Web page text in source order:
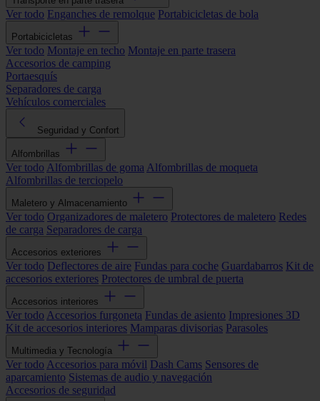
Ver todo Enganches de remolque Portabicicletas de bola
Portabicicletas
Ver todo Montaje en techo Montaje en parte trasera
Accesorios de camping
Portaesquís
Separadores de carga
Vehículos comerciales
Seguridad y Confort
Alfombrillas
Ver todo Alfombrillas de goma Alfombrillas de moqueta
Alfombrillas de terciopelo
Maletero y Almacenamiento
Ver todo Organizadores de maletero Protectores de maletero Redes
de carga Separadores de carga
Accesorios exteriores
Ver todo Deflectores de aire Fundas para coche Guardabarros Kit de
accesorios exteriores Protectores de umbral de puerta
Accesorios interiores
Ver todo Accesorios furgoneta Fundas de asiento Impresiones 3D
Kit de accesorios interiores Mamparas divisorias Parasoles
Multimedia y Tecnología
Ver todo Accesorios para móvil Dash Cams Sensores de
aparcamiento Sistemas de audio y navegación
Accesorios de seguridad